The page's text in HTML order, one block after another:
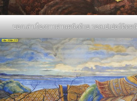
บอกเล่าเรื่องราวผ่านผนังด้วย วอลเปเปอร์ติด